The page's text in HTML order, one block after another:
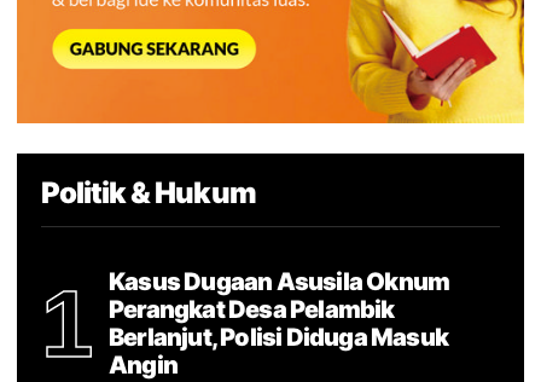
Politik & Hukum
1
Kasus Dugaan Asusila Oknum
Perangkat Desa Pelambik
Berlanjut, Polisi Diduga Masuk
Angin